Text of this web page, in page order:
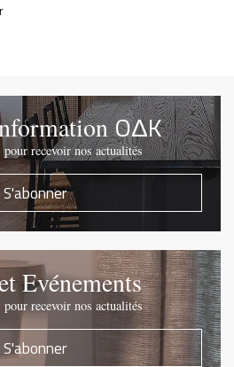
OΔK
recevoir nos actualités
S'abonner
Evénements
recevoir nos actualités
S'abonner